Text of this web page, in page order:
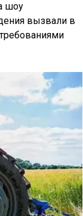
шоу
вызвали в